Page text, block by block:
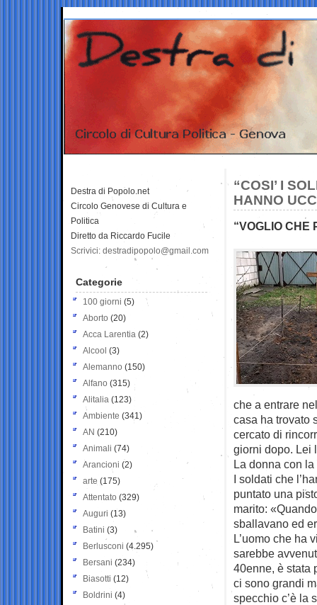
“COSI’ I
HANNO
“VOGLIO CHE
che a entrare
casa ha trovato
cercato di
giorni dopo. Lei
La donna con
I soldati che
puntato una
marito:
sballavano ed
L’uomo che ha
sarebbe
40enne, è stata
ci sono grandi
specchio c’è la
Destra di Popolo.net
Circolo Genovese di Cultura e
Politica
Diretto da Riccardo Fucile
Scrivici: destradipopolo@gmail.com
Categorie
100 giorni (5)
Aborto (20)
Acca Larentia (2)
Alcool (3)
Alemanno (150)
Alfano (315)
Alitalia (123)
Ambiente (341)
AN (210)
Animali (74)
Arancioni (2)
arte (175)
Attentato (329)
Auguri (13)
Batini (3)
Berlusconi (4.295)
Bersani (234)
Biasotti (12)
Boldrini (4)